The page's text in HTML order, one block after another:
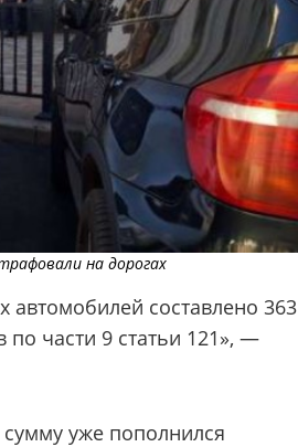
на дорогах
автомобилей составлено 363
по части 9 статьи 121», —
уже пополнился